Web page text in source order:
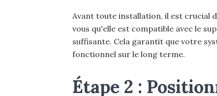
Avant toute installation, il est crucial
vous qu'elle est compatible avec le
suffisante. Cela garantit que votre
fonctionnel sur le long terme.
Étape 2 :